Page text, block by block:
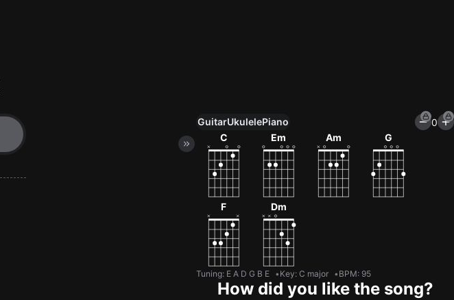
Unlock All Tools
100+ tunings, chord games & metronome
Get now
GuitarUkulelePiano
0
C
Em Am G
F Dm
Tuning: E A D G B E Key: C major BPM: 95
How did you like the song?